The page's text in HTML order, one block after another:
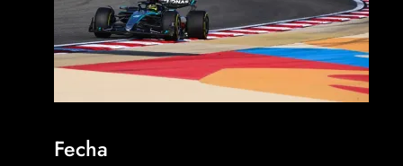
Fecha